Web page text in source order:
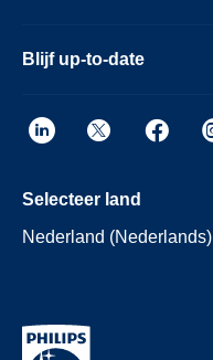
Blijf up-to-date
Selecteer land
Nederland (Nederlands)